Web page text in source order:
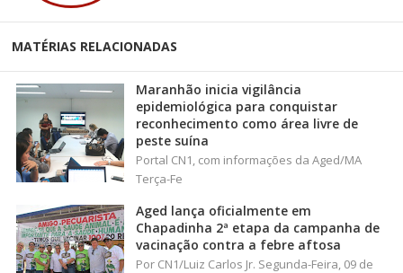
MATÉRIAS RELACIONADAS
Maranhão inicia vigilância
epidemiológica para conquistar
reconhecimento como área livre de
peste suína
Portal CN1, com informações da Aged/MA
Terça-Fe
Aged lança oficialmente em
Chapadinha 2ª etapa da campanha de
vacinação contra a febre aftosa
Por CN1/Luiz Carlos Jr. Segunda-Feira, 09 de